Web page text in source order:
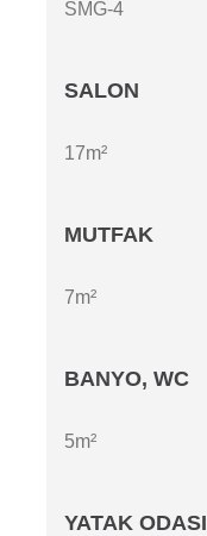
SMG-4
SALON
17m²
MUTFAK
7m²
BANYO, WC
5m²
YATAK ODASI